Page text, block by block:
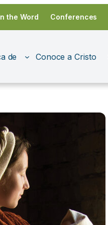
the Word Conferences
de Conoce a Cristo